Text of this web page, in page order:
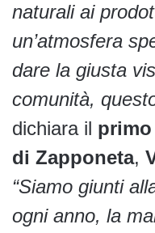
naturali ai
un’atmosfera
dare la giusta
comunità,
dichiara il
di Zapponeta,
“Siamo giunti
ogni anno, la